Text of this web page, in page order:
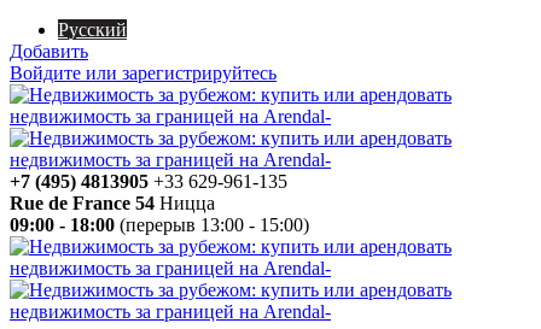
Русский
Добавить
Войдите или зарегистрируйтесь
+7 (495) 4813905 +33 629-961-135
Rue de France 54 Ницца
09:00 - 18:00 (перерыв 13:00 - 15:00)